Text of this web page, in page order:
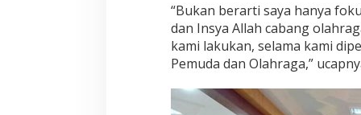
“Bukan berarti saya hanya
dan Insya Allah cabang
kami lakukan, selama kami
Pemuda dan Olahraga,”